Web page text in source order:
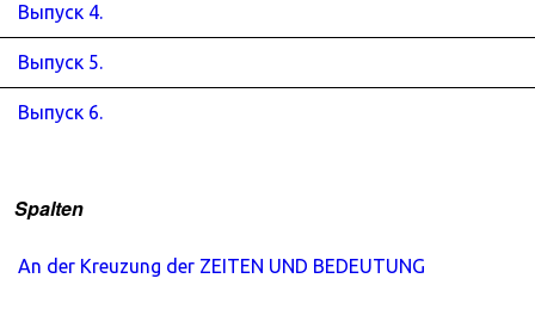
Выпуск 4.
Выпуск 5.
Выпуск 6.
Spalten
An der Kreuzung der ZEITEN UND BEDEUTUNG